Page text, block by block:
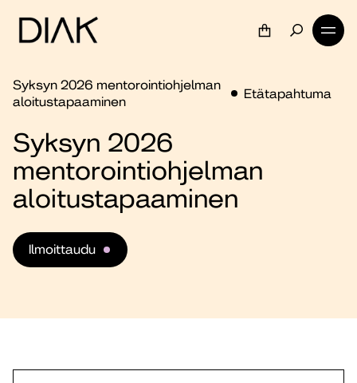
Syksyn 2026 mentorointiohjelman
aloitustapaaminen
Etätapahtuma
Syksyn 2026
mentorointiohjelman
aloitustapaaminen
Ilmoittaudu